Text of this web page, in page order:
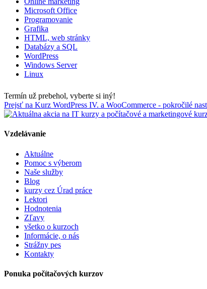
Microsoft Office
Programovanie
Grafika
HTML, web stránky
Databázy a SQL
WordPress
Windows Server
Linux
Termín už prebehol, vyberte si iný!
Prejsť na Kurz WordPress IV. a WooCommerce - pokročilé
Vzdelávanie
Aktuálne
Pomoc s výberom
Naše služby
Blog
kurzy cez Úrad práce
Lektori
Hodnotenia
Zľavy
všetko o kurzoch
Informácie, o nás
Strážny pes
Kontakty
Ponuka počítačových kurzov